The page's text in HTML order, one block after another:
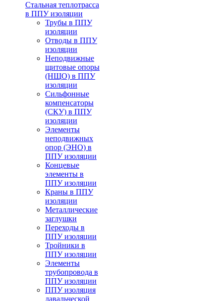
Стальная теплотрасса
в ППУ изоляции
Трубы в ППУ
изоляции
Отводы в ППУ
изоляции
Неподвижные
щитовые опоры
(НЩО) в ППУ
изоляции
Cильфонные
компенсаторы
(СКУ) в ППУ
изоляции
Элементы
неподвижных
опор (ЭНО) в
ППУ изоляции
Концевые
элементы в
ППУ изоляции
Краны в ППУ
изоляции
Металлические
заглушки
Переходы в
ППУ изоляции
Тройники в
ППУ изоляции
Элементы
трубопровода в
ППУ изоляции
ППУ изоляция
давальческой